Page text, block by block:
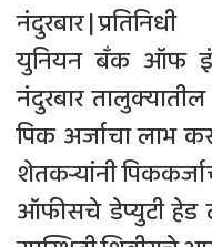
नंदुरबार | प्रतिनिधी
युनियन बँक ऑफ
नंदुरबार
पिक अर्जाचा लाभ
शेतकर्‍यांनी
ऑफीसचे डेप्युटी हेड